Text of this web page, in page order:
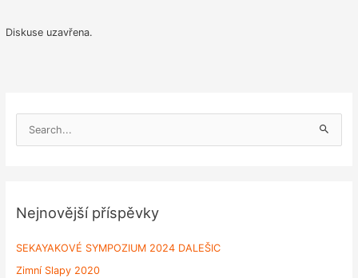
Diskuse uzavřena.
a
Nejnovější příspěvky
SEKAYAKOVÉ SYMPOZIUM 2024 DALEŠIC
Zimní Slapy 2020